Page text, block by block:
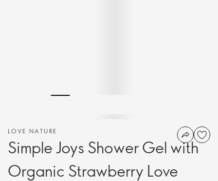
LOVE NATURE
Simple Joys Shower Gel with
Organic Strawberry Love